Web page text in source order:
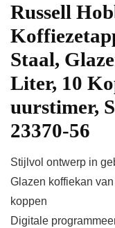
Russell
Staal,
Liter, 10
uurstimer,
23370-56
Stijlvol ontwerp in
Glazen koffiekan
koppen
Digitale